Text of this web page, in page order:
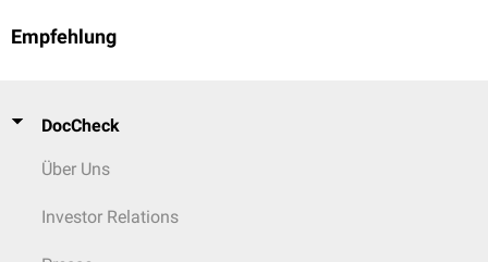
Empfehlung
DocCheck
Über Uns
Investor Relations